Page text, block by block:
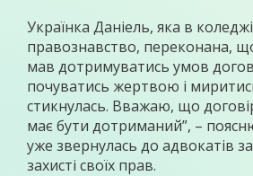
Українка Даніель, яка в
правознавство, переконана,
мав дотримуватись умов
почуватись жертвою і
стикнулась. Вважаю, що
має бути дотриманий”, –
уже звернулась до адвокатів
захисті своїх прав.